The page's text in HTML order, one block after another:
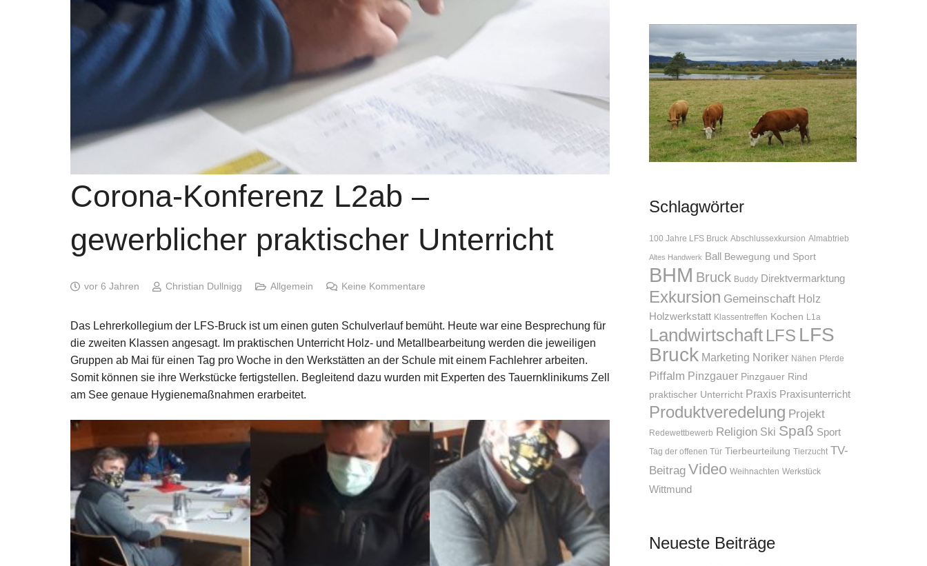
Corona-Konferenz L2ab –
gewerblicher praktischer Unterricht
vor 6 Jahren Christian Dullnigg Allgemein Keine Kommentare
Das Lehrerkollegium der LFS-Bruck ist um einen guten Schulverlauf bemüht. Heute war eine Besprechung für
die zweiten Klassen angesagt. Im praktischen Unterricht Holz- und Metallbearbeitung werden die jeweiligen
Gruppen ab Mai für einen Tag pro Woche in den Werkstätten an der Schule mit einem Fachlehrer arbeiten.
Somit können sie ihre Werkstücke fertigstellen. Begleitend dazu wurden mit Experten des Tauernklinikums Zell
am See genaue Hygienemaßnahmen erarbeitet.
Schlagwörter
100 Jahre LFS Bruck Abschlussexkursion Almabtrieb
Altes Handwerk Ball Bewegung und Sport
BHM Bruck Buddy Direktvermarktung
Exkursion Gemeinschaft Holz
Holzwerkstatt Klassentreffen Kochen L1a
Landwirtschaft LFS LFS
Bruck Marketing Noriker Nähen Pferde
Piffalm Pinzgauer Pinzgauer Rind
praktischer Unterricht Praxis Praxisunterricht
Produktveredelung Projekt
Redewettbewerb Religion Ski Spaß Sport
Tag der offenen Tür Tierbeurteilung Tierzucht TV-
Beitrag Video Weihnachten Werkstück
Wittmund
Neueste Beiträge